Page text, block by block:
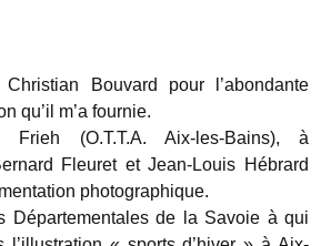
Bouvard pour l’abondante
qu’il m’a fournie.
Frieh (O.T.T.A. Aix-les-Bains), à
Fleuret et Jean-Louis Hébrard
photographique.
Départementales de la Savoie à qui